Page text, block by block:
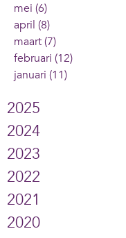
mei (6)
april (8)
maart (7)
februari (12)
januari (11)
2025
2024
2023
2022
2021
2020